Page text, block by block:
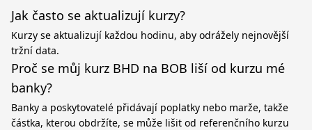
Jak často se aktualizují kurzy?
Kurzy se aktualizují každou hodinu, aby odrážely nejnovější
tržní data.
Proč se můj kurz BHD na BOB liší od kurzu mé
banky?
Banky a poskytovatelé přidávají poplatky nebo marže, takže
částka, kterou obdržíte, se může lišit od referenčního kurzu